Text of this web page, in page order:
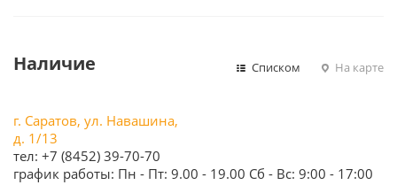
Наличие Списком На карте
г. Саратов, ул. Навашина,
д. 1/13
тел: +7 (8452) 39-70-70
график работы: Пн - Пт: 9.00 - 19.00 Сб - Вс: 9:00 - 17:00